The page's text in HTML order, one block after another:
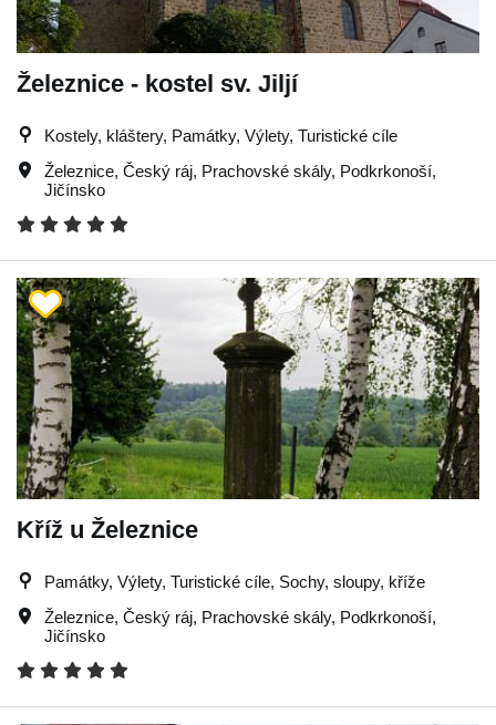
Železnice - kostel sv. Jiljí
Kostely, kláštery, Památky, Výlety, Turistické cíle
Železnice, Český ráj, Prachovské skály, Podkrkonoší,
Jičínsko
Kříž u Železnice
Památky, Výlety, Turistické cíle, Sochy, sloupy, kříže
Železnice, Český ráj, Prachovské skály, Podkrkonoší,
Jičínsko